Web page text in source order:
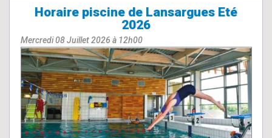
Horaire piscine de Lansargues Eté
2026
Mercredi 08 Juillet 2026 à 12h00